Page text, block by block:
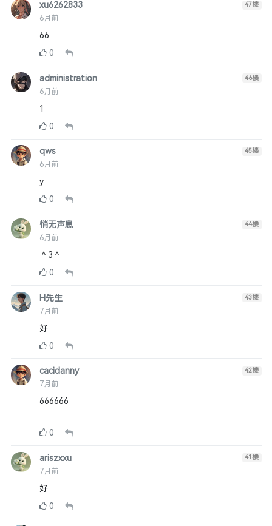
xu6262833
6月前
47楼
66
0
administration
6月前
46楼
1
0
qws
6月前
45楼
y
0
悄无声息
6月前
44楼
＾3＾
0
H先生
7月前
43楼
好
0
cacidanny
7月前
42楼
666666
0
ariszxxu
7月前
41楼
好
0